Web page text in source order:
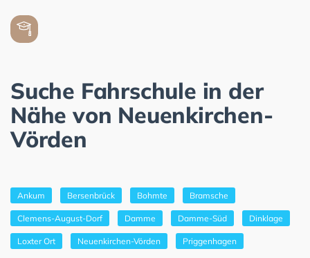
Suche Fahrschule in der
Nähe von Neuenkirchen-
Vörden
Ankum Bersenbrück Bohmte Bramsche
Clemens-August-Dorf Damme Damme-Süd Dinklage
Loxter Ort Neuenkirchen-Vörden Priggenhagen